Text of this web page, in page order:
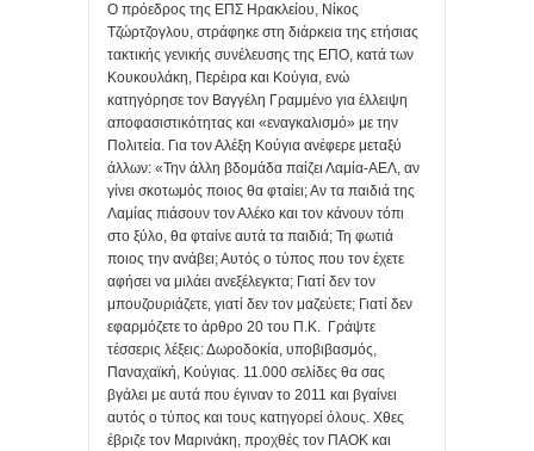
Ο πρόεδρος της ΕΠΣ Ηρακλείου, Νίκος
Τζώρτζογλου, στράφηκε στη διάρκεια της ετήσιας
τακτικής γενικής συνέλευσης της ΕΠΟ, κατά των
Κουκουλάκη, Περέιρα και Κούγια, ενώ
κατηγόρησε τον Βαγγέλη Γραμμένο για έλλειψη
αποφασιστικότητας και «εναγκαλισμό» με την
Πολιτεία. Για τον Αλέξη Κούγια ανέφερε μεταξύ
άλλων: «Την άλλη βδομάδα παίζει Λαμία-ΑΕΛ, αν
γίνει σκοτωμός ποιος θα φταίει; Αν τα παιδιά της
Λαμίας πιάσουν τον Αλέκο και τον κάνουν τόπι
στο ξύλο, θα φταίνε αυτά τα παιδιά; Τη φωτιά
ποιος την ανάβει; Αυτός ο τύπος που τον έχετε
αφήσει να μιλάει ανεξέλεγκτα; Γιατί δεν τον
μπουζουριάζετε, γιατί δεν τον μαζεύετε; Γιατί δεν
εφαρμόζετε το άρθρο 20 του Π.Κ. Γράψτε
τέσσερις λέξεις: Δωροδοκία, υποβιβασμός,
Παναχαϊκή, Κούγιας. 11.000 σελίδες θα σας
βγάλει με αυτά που έγιναν το 2011 και βγαίνει
αυτός ο τύπος και τους κατηγορεί όλους. Χθες
έβριζε τον Μαρινάκη, προχθές τον ΠΑΟΚ και